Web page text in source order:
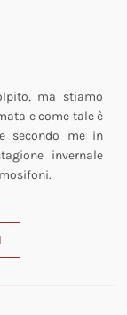
ma stiamo
e come tale è
secondo me in
invernale